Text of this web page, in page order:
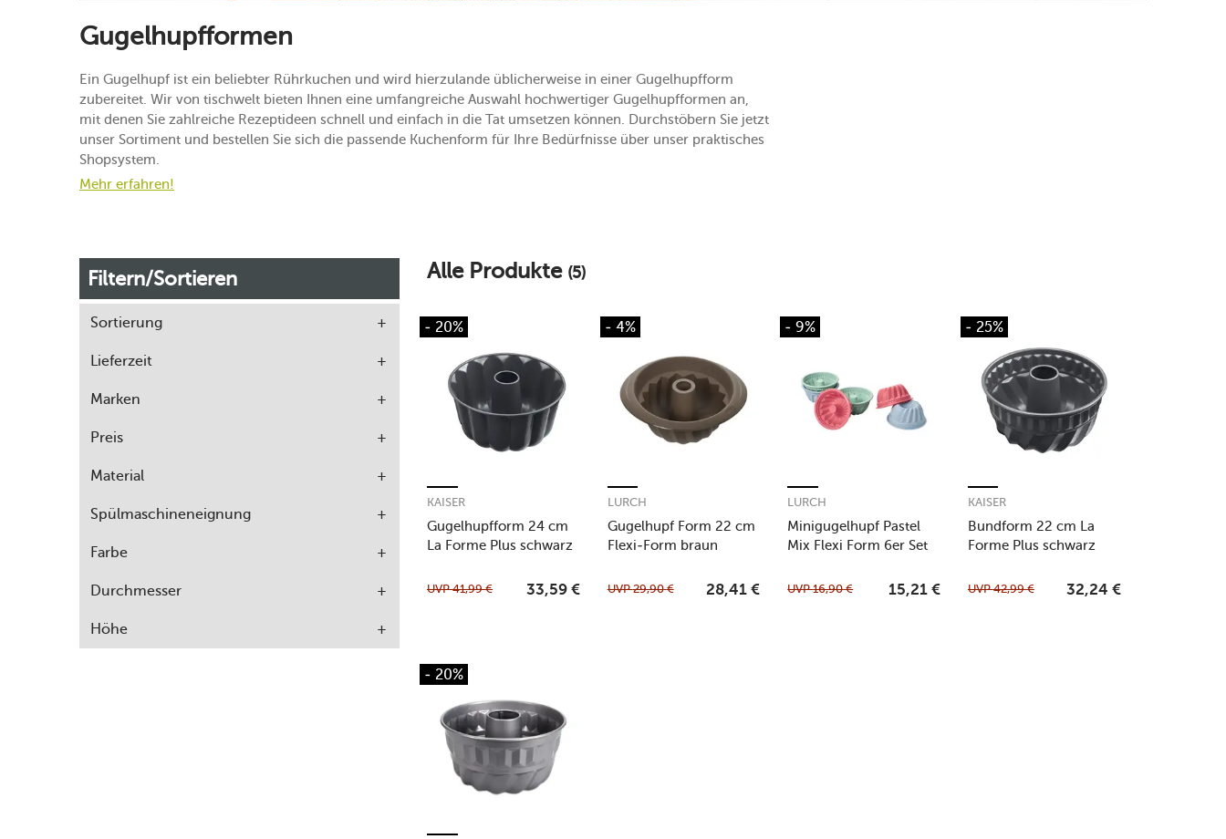
Gugelhupfformen
Ein Gugelhupf ist ein beliebter Rührkuchen und wird hierzulande üblicherweise in einer Gugelhupfform
zubereitet. Wir von tischwelt bieten Ihnen eine umfangreiche Auswahl hochwertiger Gugelhupfformen an,
mit denen Sie zahlreiche Rezeptideen schnell und einfach in die Tat umsetzen können. Durchstöbern Sie jetzt
unser Sortiment und bestellen Sie sich die passende Kuchenform für Ihre Bedürfnisse über unser praktisches
Shopsystem.
Mehr erfahren!
Filtern/Sortieren
Sortierung
Lieferzeit
Marken
Preis
Material
Spülmaschineneignung
Farbe
Durchmesser
Höhe
Alle Produkte (5)
- 20%
Gugelhupfform 24 cm
La Forme Plus schwarz
KAISER
UVP41,99 € 33,59 €
- 4%
Gugelhupf Form 22 cm
Flexi-Form braun
LURCH
UVP29,90 € 28,41 €
- 9%
Minigugelhupf Pastel
Mix Flexi Form 6er Set
LURCH
UVP16,90 € 15,21 €
- 25%
Bundform 22 cm La
Forme Plus schwarz
KAISER
UVP42,99 € 32,24 €
- 20%